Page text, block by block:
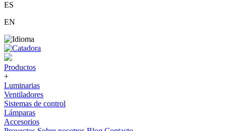
ES
EN
Productos
+
Luminarias
Ventiladores
Sistemas de control
Lámparas
Accesorios